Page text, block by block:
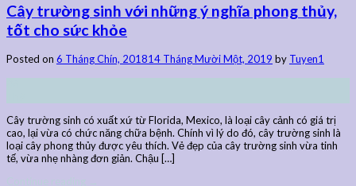
Cây trường sinh với những ý nghĩa phong thủy,
tốt cho sức khỏe
Posted on 6 Tháng Chín, 201814 Tháng Mười Một, 2019 by Tuyen1
Cây trường sinh có xuất xứ từ Florida, Mexico, là loại cây cảnh có giá trị
cao, lại vừa có chức năng chữa bệnh. Chính vì lý do đó, cây trường sinh là
loại cây phong thủy được yêu thích. Vẻ đẹp của cây trường sinh vừa tinh
tế, vừa nhẹ nhàng đơn giản. Chậu […]